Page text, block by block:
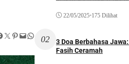
Twitter Pinterest Mail WhatsApp
22/05/2025•175 Dilihat
02
3 Doa Berbahasa
Fasih Ceramah